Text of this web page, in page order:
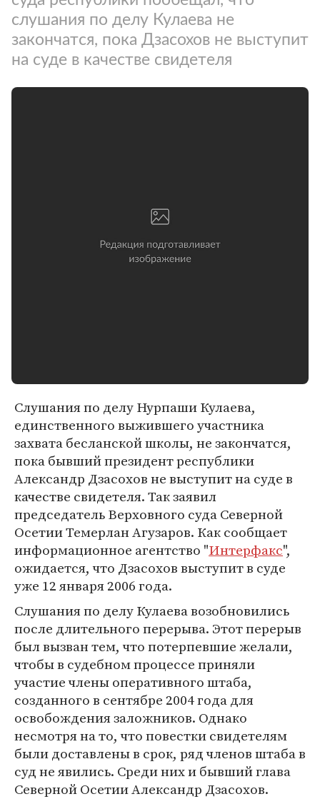
слушания по делу Кулаева не
закончатся, пока Дзасохов не выступит
на суде в качестве свидетеля
Слушания по делу Нурпаши Кулаева,
единственного выжившего участника
захвата бесланской школы, не закончатся,
пока бывший президент республики
Александр Дзасохов не выступит на суде в
качестве свидетеля. Так заявил
председатель Верховного суда Северной
Осетии Темерлан Агузаров. Как сообщает
информационное агентство "Интерфакс",
ожидается, что Дзасохов выступит в суде
уже 12 января 2006 года.
Слушания по делу Кулаева возобновились
после длительного перерыва. Этот перерыв
был вызван тем, что потерпевшие желали,
чтобы в судебном процессе приняли
участие члены оперативного штаба,
созданного в сентябре 2004 года для
освобождения заложников. Однако
несмотря на то, что повестки свидетелям
были доставлены в срок, ряд членов штаба в
суд не явились. Среди них и бывший глава
Северной Осетии Александр Дзасохов.